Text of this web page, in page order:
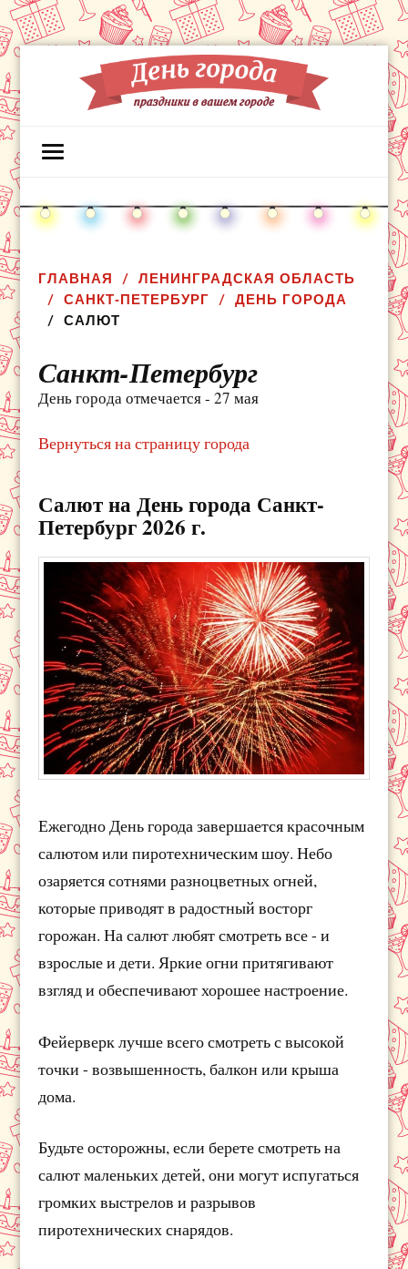
ГЛАВНАЯ
ЛЕНИНГРАДСКАЯ ОБЛАСТЬ
САНКТ-ПЕТЕРБУРГ
ДЕНЬ ГОРОДА
САЛЮТ
Санкт-Петербург
День города отмечается - 27 мая
Вернуться на страницу города
Салют на День города Санкт-
Петербург 2026 г.
Ежегодно День города завершается красочным
салютом или пиротехническим шоу. Небо
озаряется сотнями разноцветных огней,
которые приводят в радостный восторг
горожан. На салют любят смотреть все - и
взрослые и дети. Яркие огни притягивают
взгляд и обеспечивают хорошее настроение.
Фейерверк лучше всего смотреть с высокой
точки - возвышенность, балкон или крыша
дома.
Будьте осторожны, если берете смотреть на
салют маленьких детей, они могут испугаться
громких выстрелов и разрывов
пиротехнических снарядов.